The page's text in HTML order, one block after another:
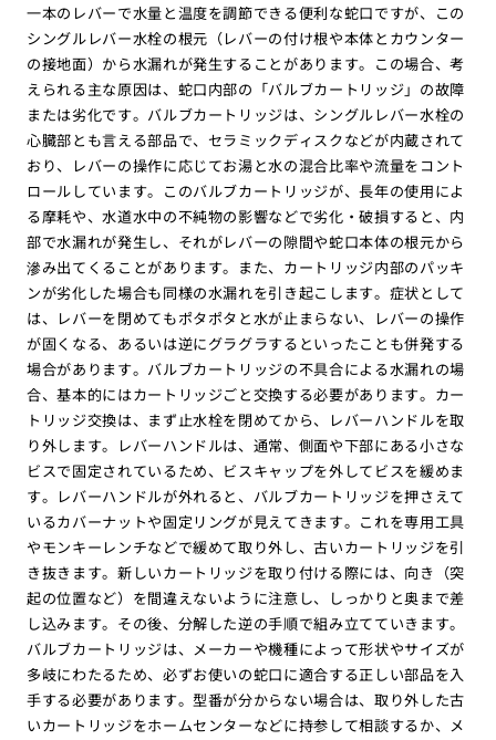
一本のレバーで水量と温度を調節できる便利な蛇口ですが、この
シングルレバー水栓の根元（レバーの付け根や本体とカウンター
の接地面）から水漏れが発生することがあります。この場合、考
えられる主な原因は、蛇口内部の「バルブカートリッジ」の故障
または劣化です。バルブカートリッジは、シングルレバー水栓の
心臓部とも言える部品で、セラミックディスクなどが内蔵されて
おり、レバーの操作に応じてお湯と水の混合比率や流量をコント
ロールしています。このバルブカートリッジが、長年の使用によ
る摩耗や、水道水中の不純物の影響などで劣化・破損すると、内
部で水漏れが発生し、それがレバーの隙間や蛇口本体の根元から
滲み出てくることがあります。また、カートリッジ内部のパッキ
ンが劣化した場合も同様の水漏れを引き起こします。症状として
は、レバーを閉めてもポタポタと水が止まらない、レバーの操作
が固くなる、あるいは逆にグラグラするといったことも併発する
場合があります。バルブカートリッジの不具合による水漏れの場
合、基本的にはカートリッジごと交換する必要があります。カー
トリッジ交換は、まず止水栓を閉めてから、レバーハンドルを取
り外します。レバーハンドルは、通常、側面や下部にある小さな
ビスで固定されているため、ビスキャップを外してビスを緩めま
す。レバーハンドルが外れると、バルブカートリッジを押さえて
いるカバーナットや固定リングが見えてきます。これを専用工具
やモンキーレンチなどで緩めて取り外し、古いカートリッジを引
き抜きます。新しいカートリッジを取り付ける際には、向き（突
起の位置など）を間違えないように注意し、しっかりと奥まで差
し込みます。その後、分解した逆の手順で組み立てていきます。
バルブカートリッジは、メーカーや機種によって形状やサイズが
多岐にわたるため、必ずお使いの蛇口に適合する正しい部品を入
手する必要があります。型番が分からない場合は、取り外した古
いカートリッジをホームセンターなどに持参して相談するか、メ